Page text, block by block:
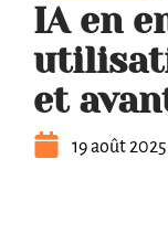
IA en
et
19 août 2025